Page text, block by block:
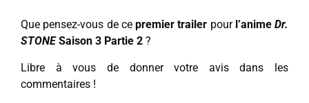
Que pensez-vous de ce premier trailer pour l’anime Dr.
STONESaison 3 Partie 2 ?
Libre à vous de donner votre avis dans les
commentaires !